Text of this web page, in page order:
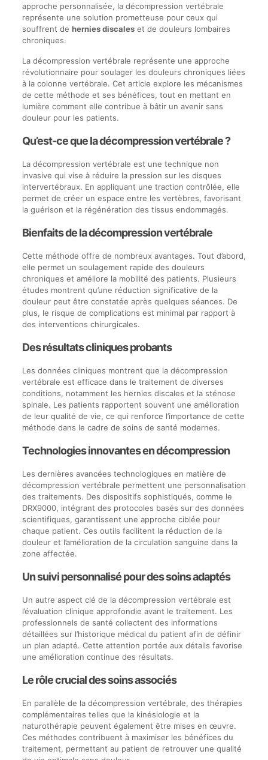
approche personnalisée, la décompression vertébrale
représente une solution prometteuse pour ceux qui
souffrent de hernies discaleset de douleurs lombaires
chroniques.
La décompression vertébrale représente une approche
révolutionnaire pour soulager les douleurs chroniques liées
à la colonne vertébrale. Cet article explore les mécanismes
de cette méthode et ses bénéfices, tout en mettant en
lumière comment elle contribue à bâtir un avenir sans
douleur pour les patients.
Qu’est-ce que la décompression vertébrale ?
La décompression vertébrale est une technique non
invasive qui vise à réduire la pression sur les disques
intervertébraux. En appliquant une traction contrôlée, elle
permet de créer un espace entre les vertèbres, favorisant
la guérison et la régénération des tissus endommagés.
Bienfaits de la décompression vertébrale
Cette méthode offre de nombreux avantages. Tout d’abord,
elle permet un soulagement rapide des douleurs
chroniques et améliore la mobilité des patients. Plusieurs
études montrent qu’une réduction significative de la
douleur peut être constatée après quelques séances. De
plus, le risque de complications est minimal par rapport à
des interventions chirurgicales.
Des résultats cliniques probants
Les données cliniques montrent que la décompression
vertébrale est efficace dans le traitement de diverses
conditions, notamment les hernies discales et la sténose
spinale. Les patients rapportent souvent une amélioration
de leur qualité de vie, ce qui renforce l’importance de cette
méthode dans le cadre de soins de santé modernes.
Technologies innovantes en décompression
Les dernières avancées technologiques en matière de
décompression vertébrale permettent une personnalisation
des traitements. Des dispositifs sophistiqués, comme le
DRX9000, intégrant des protocoles basés sur des données
scientifiques, garantissent une approche ciblée pour
chaque patient. Ces outils facilitent la réduction de la
douleur et l’amélioration de la circulation sanguine dans la
zone affectée.
Un suivi personnalisé pour des soins adaptés
Un autre aspect clé de la décompression vertébrale est
l’évaluation clinique approfondie avant le traitement. Les
professionnels de santé collectent des informations
détaillées sur l’historique médical du patient afin de définir
un plan adapté. Cette attention portée aux détails favorise
une amélioration continue des résultats.
Le rôle crucial des soins associés
En parallèle de la décompression vertébrale, des thérapies
complémentaires telles que la kinésiologie et la
naturothérapie peuvent également être mises en œuvre.
Ces méthodes contribuent à maximiser les bénéfices du
traitement, permettant au patient de retrouver une qualité